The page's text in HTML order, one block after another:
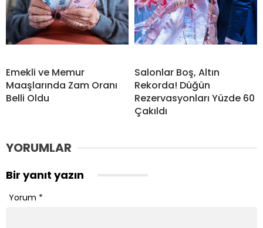
Emekli ve Memur
Maaşlarında Zam Oranı
Belli Oldu
Salonlar Boş, Altın
Rekorda! Düğün
Rezervasyonları Yüzde 60
Çakıldı
YORUMLAR
Bir yanıt yazın
Yorum *